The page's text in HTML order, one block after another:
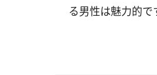
る男性は魅力的で